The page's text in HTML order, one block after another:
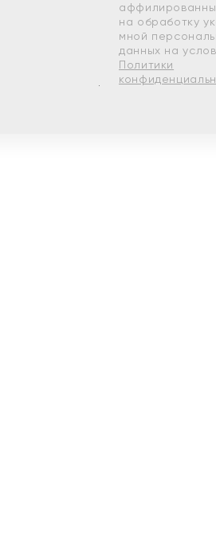
на обработку
мной
данных на
Политики